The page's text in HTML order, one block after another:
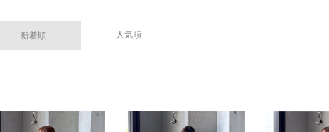
新着順 人気順